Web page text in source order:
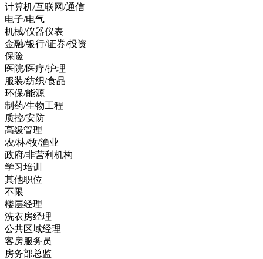
计算机/互联网/通信
电子/电气
机械/仪器仪表
金融/银行/证券/投资
保险
医院/医疗/护理
服装/纺织/食品
环保/能源
制药/生物工程
质控/安防
高级管理
农/林/牧/渔业
政府/非营利机构
学习培训
其他职位
不限
楼层经理
洗衣房经理
公共区域经理
客房服务员
房务部总监